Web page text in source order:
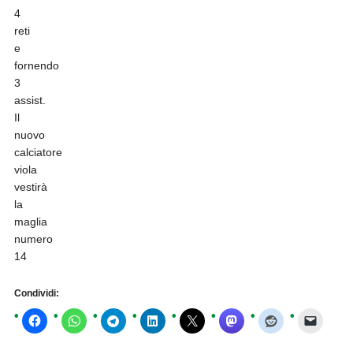
4
reti
e
fornendo
3
assist.
Il
nuovo
calciatore
viola
vestirà
la
maglia
numero
14
Condividi: